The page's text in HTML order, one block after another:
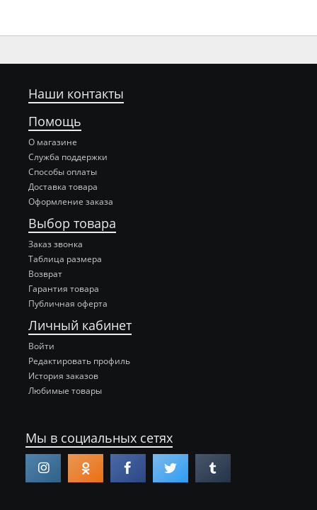
Наши контакты
Помощь
О магазине
Служба поддержки
Способы оплаты
Доставка товара
Оформление заказа
Выбор товара
Заказ звонка
Таблица размера
Возврат
Гарантия товара
Публичная оферта
Личный кабинет
Войти
Редактировать профиль
История заказов
Любимые товары
Мы в социальных сетях